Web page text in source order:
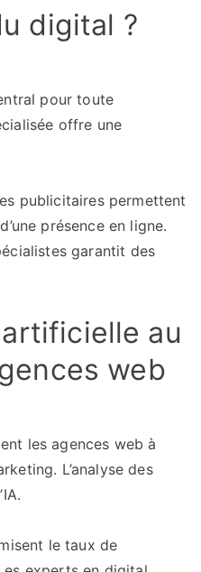
digital ?
pour toute
offre une
publicitaires permettent
présence en ligne.
garantit des
au
web
les agences web à
L’analyse des
le taux de